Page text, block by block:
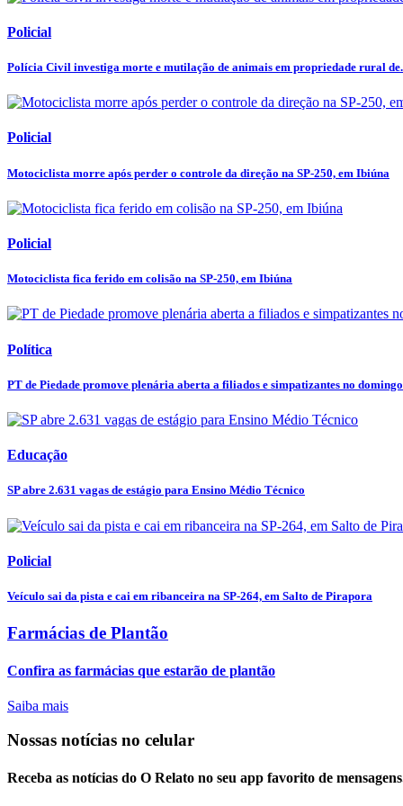
Policial
Polícia Civil investiga morte e mutilação de animais em propriedade rural
Policial
Motociclista morre após perder o controle da direção na SP-250, em Ibiúna
Policial
Motociclista fica ferido em colisão na SP-250, em Ibiúna
Política
PT de Piedade promove plenária aberta a filiados e simpatizantes no domingo
Educação
SP abre 2.631 vagas de estágio para Ensino Médio Técnico
Policial
Veículo sai da pista e cai em ribanceira na SP-264, em Salto de Pirapora
Farmácias de Plantão
Confira as farmácias que estarão de plantão
Saiba mais
Nossas notícias no celular
Receba as notícias do O Relato no seu app favorito de